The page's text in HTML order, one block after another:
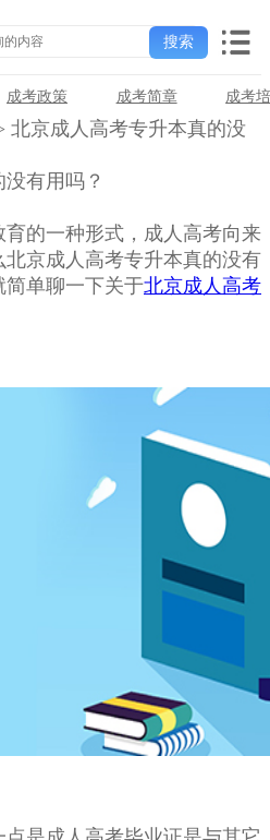
成考政策 成考简章 成考
北京成人高考专升本真的没
有用吗？
的一种形式，成人高考向来
京成人高考专升本真的没有
简单聊一下关于北京成人高考